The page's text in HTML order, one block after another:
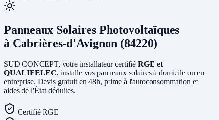
Panneaux Solaires Photovoltaïques
à Cabrières-d'Avignon (84220)
SUD CONCEPT, votre installateur certifié RGE et
QUALIFELEC, installe vos panneaux solaires à domicile ou en
entreprise. Devis gratuit en 48h, prime à l'autoconsommation et
aides de l'État déduites.
Certifié RGE